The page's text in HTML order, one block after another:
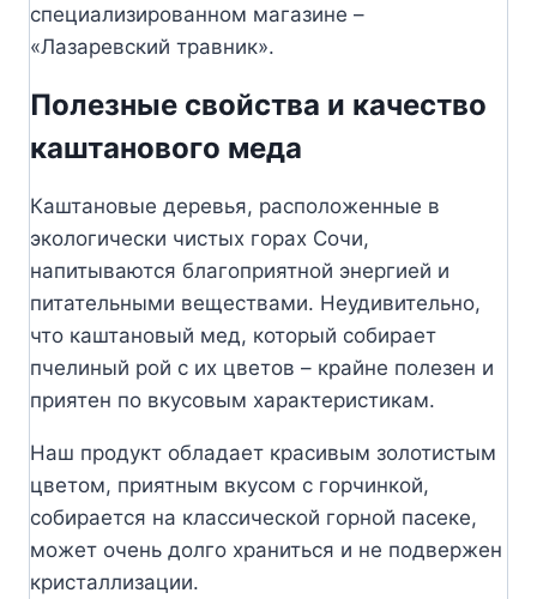
специализированном магазине –
«Лазаревский травник».
Полезные свойства и качество
каштанового меда
Каштановые деревья, расположенные в
экологически чистых горах Сочи,
напитываются благоприятной энергией и
питательными веществами. Неудивительно,
что каштановый мед, который собирает
пчелиный рой с их цветов – крайне полезен и
приятен по вкусовым характеристикам.
Наш продукт обладает красивым золотистым
цветом, приятным вкусом с горчинкой,
собирается на классической горной пасеке,
может очень долго храниться и не подвержен
кристаллизации.